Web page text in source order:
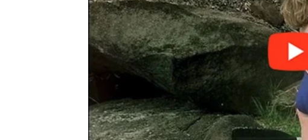
Moć:
Lav dobija priznanje. Nagrada, unapređenje ili
postaje magnet za ljude koji mu mogu pomoći.
Stabilizacija finansija i mogućnost većeg priliva.
poslove, javne nastupe ili privatni biznis.
Ljubav: